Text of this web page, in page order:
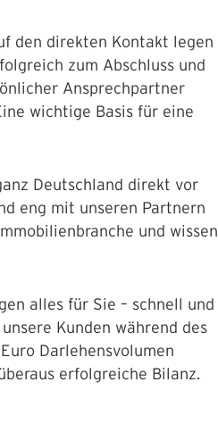
den direkten Kontakt legen
zum Abschluss und
Ansprechpartner
wichtige Basis für eine
Deutschland direkt vor
eng mit unseren Partnern
und wissen
alles für Sie – schnell und
Kunden während des
Darlehensvolumen
erfolgreiche Bilanz.